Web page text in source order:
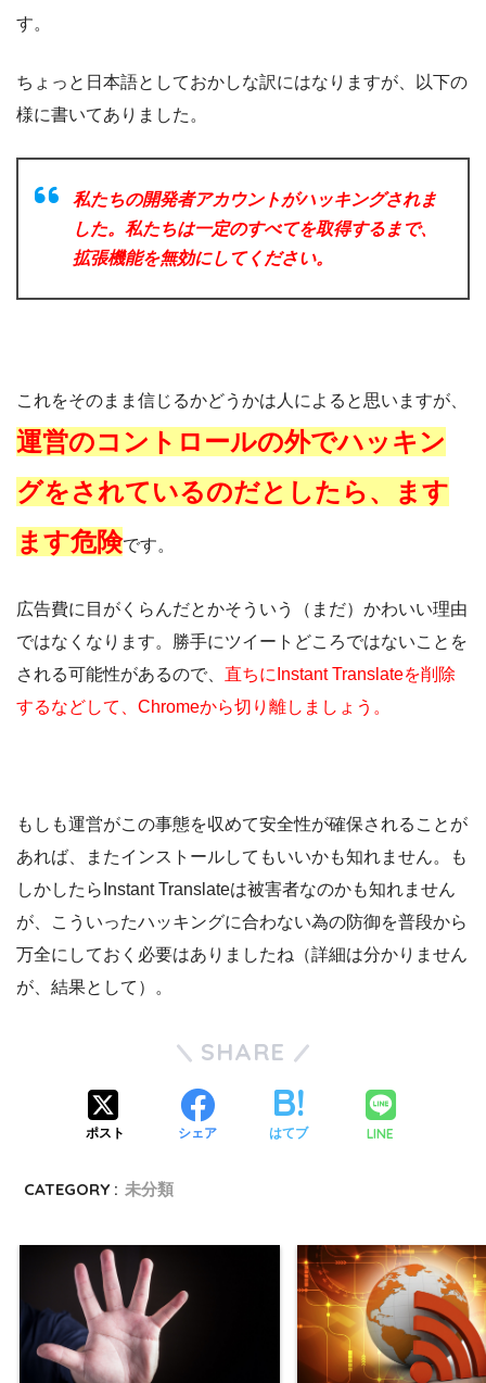
す。
ちょっと日本語としておかしな訳にはなりますが、以下の
様に書いてありました。
私たちの開発者アカウントがハッキングされま
した。私たちは一定のすべてを取得するまで、
拡張機能を無効にしてください。
これをそのまま信じるかどうかは人によると思いますが、
運営のコントロールの外でハッキン
グをされているのだとしたら、ます
ます危険です。
広告費に目がくらんだとかそういう（まだ）かわいい理由
ではなくなります。勝手にツイートどころではないことを
される可能性があるので、 直ちにInstant Translateを削除
するなどして、Chromeから切り離しましょう。
もしも運営がこの事態を収めて安全性が確保されることが
あれば、またインストールしてもいいかも知れません。も
しかしたらInstant Translateは被害者なのかも知れません
が、こういったハッキングに合わない為の防御を普段から
万全にしておく必要はありましたね（詳細は分かりません
が、結果として）。
SHARE
ポスト シェア はてブ LINE
CATEGORY : 未分類